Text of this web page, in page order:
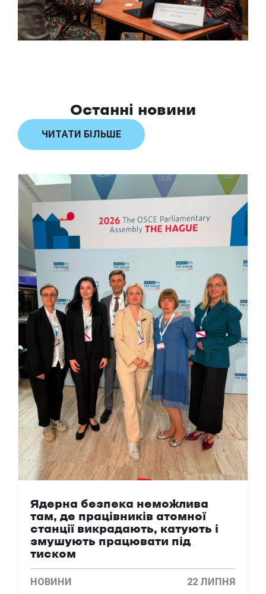
Останні новини
ЧИТАТИ БІЛЬШЕ
Ядерна безпека неможлива
там, де працівників атомної
станції викрадають, катують і
змушують працювати під
тиском
НОВИНИ 22 ЛИПНЯ